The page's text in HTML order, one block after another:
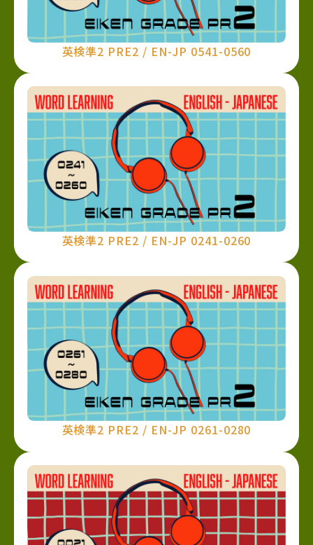
英検準2 PRE2 / EN-JP 0541-0560
英検準2 PRE2 / EN-JP 0241-0260
英検準2 PRE2 / EN-JP 0261-0280